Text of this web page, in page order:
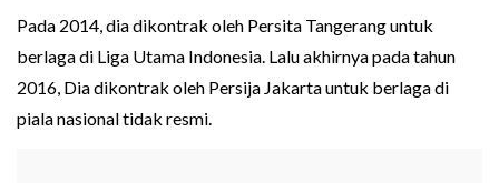
Pada 2014, dia dikontrak oleh Persita Tangerang untuk
berlaga di Liga Utama Indonesia. Lalu akhirnya pada tahun
2016, Dia dikontrak oleh Persija Jakarta untuk berlaga di
piala nasional tidak resmi.